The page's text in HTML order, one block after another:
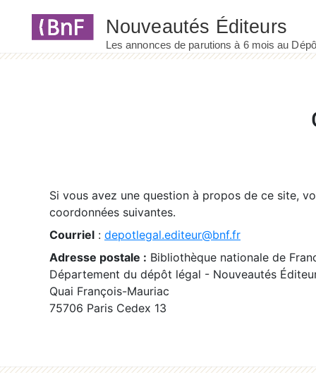
Si vous avez une question à propos de ce site,
coordonnées suivantes.
Courriel : depotlegal.editeur@bnf.fr
Adresse postale : Bibliothèque nationale de
Département du dépôt légal - Nouveautés
Quai François-Mauriac
75706 Paris Cedex 13